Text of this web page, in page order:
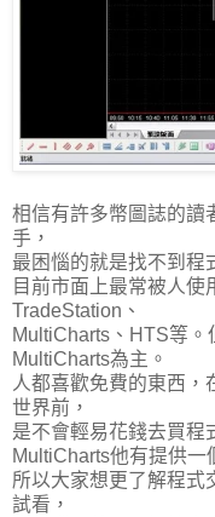
相信有許多幣圖誌的讀
手，
最困惱的就是找不到程
目前市面上最常被人使
TradeStation、
MultiCharts、HTS等
MultiCharts為主。
人都喜歡免費的東西，
世界前，
是不會輕易花錢去買程
MultiCharts他有提供一
所以大家想更了解程式
試看，